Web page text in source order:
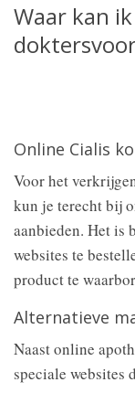
Waar kan
Online Cialis
Voor het
kun je terecht bij
aanbieden. Het is
websites te
product te
Alternatieve
Naast online
speciale websites